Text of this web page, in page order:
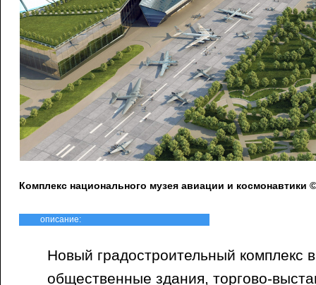
Комплекс национального музея авиации и
описание:
Новый градостроительный комплекс
общественные здания, торгово-